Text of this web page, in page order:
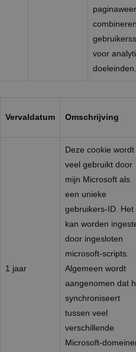
voor
doeleinden.
Vervaldatum Omschrijving
1 jaar
Deze cookie wordt
veel gebruikt door
mijn Microsoft als
een unieke
gebruikers-ID. Het
kan worden
door ingesloten
microsoft-scripts.
Algemeen wordt
aangenomen dat
synchroniseert
tussen veel
verschillende
Microsoft-